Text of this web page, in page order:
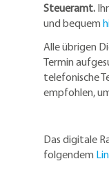
Steueramt.
und bequem
Alle übrigen
Termin
telefonische
empfohlen,
Das digitale
folgendem